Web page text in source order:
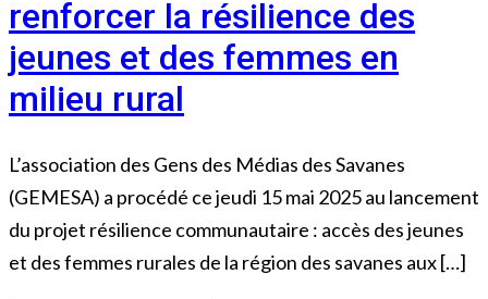
renforcer la résilience des
jeunes et des femmes en
milieu rural
L’association des Gens des Médias des Savanes
(GEMESA) a procédé ce jeudi 15 mai 2025 au lancement
du projet résilience communautaire : accès des jeunes
et des femmes rurales de la région des savanes aux […]